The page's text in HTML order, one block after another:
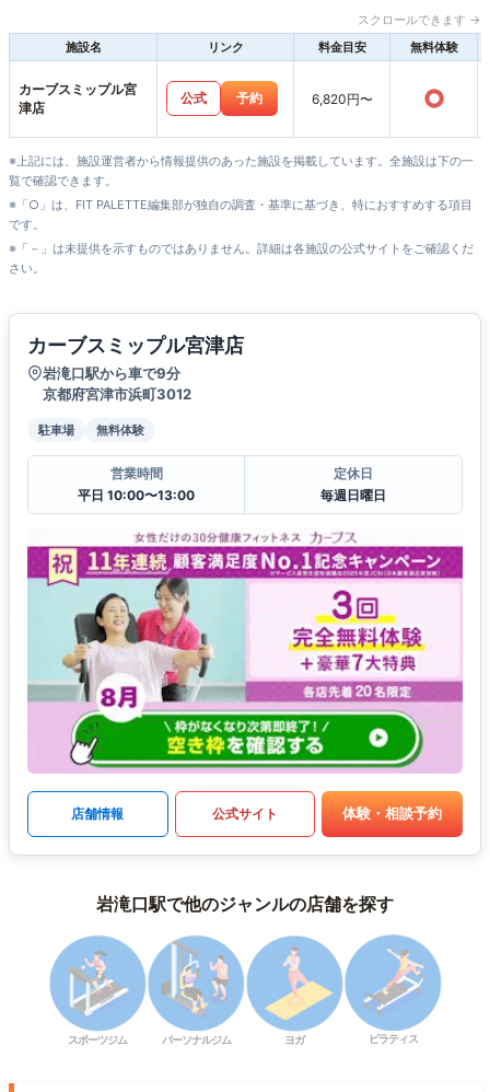
スクロールできます →
施設名
リンク 料金目安 無料体験
カーブスミップル宮
津店
公式 予約 6,820円〜 ○
※上記には、施設運営者から情報提供のあった施設を掲載しています。全施設は下の一
覧で確認できます。
※「○」は、FIT PALETTE編集部が独自の調査・基準に基づき、特におすすめする項目
です。
※「－」は未提供を示すものではありません。詳細は各施設の公式サイトをご確認くだ
さい。
カーブスミップル宮津店
岩滝口駅から車で9分
京都府宮津市浜町3012
駐車場 無料体験
営業時間
平日 10:00〜13:00
定休日
毎週日曜日
店舗情報 公式サイト 体験・相談予約
岩滝口駅で他のジャンルの店舗を探す
スポーツジム パーソナルジム ヨガ ピラティス